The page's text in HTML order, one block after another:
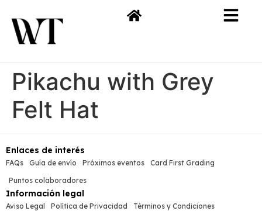
Pikachu with Grey
Felt Hat
Enlaces de interés
FAQs Guía de envío Próximos eventos
Card First Grading
Puntos colaboradores
Información legal
Aviso Legal Política de Privacidad Términos y Condiciones